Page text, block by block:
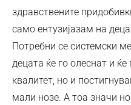
здравствените
само ентузијазам на
Потребни се системски
децата ќе го олеснат и
квалитет, но и
мали нозе. А тоа значи